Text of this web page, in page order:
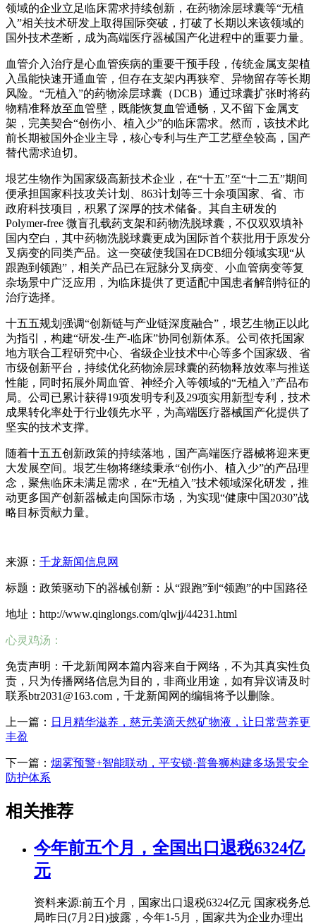
领域的企业立足临床需求持续创新，在药物涂层球囊等“无植
入”相关技术研发上取得国际突破，打破了长期以来该领域的
国外技术垄断，成为高端医疗器械国产化进程中的重要力量。
血管介入治疗是心血管疾病的重要干预手段，传统金属支架植
入虽能快速开通血管，但存在支架内再狭窄、异物留存等长期
风险。“无植入”的药物涂层球囊（DCB）通过球囊扩张时将药
物精准释放至血管壁，既能恢复血管通畅，又不留下金属支
架，完美契合“创伤小、植入少”的临床需求。然而，该技术此
前长期被国外企业主导，核心专利与生产工艺壁垒较高，国产
替代需求迫切。
垠艺生物作为国家级高新技术企业，在“十五”至“十二五”期间
便承担国家科技攻关计划、863计划等三十余项国家、省、市
政府科技项目，积累了深厚的技术储备。其自主研发的
Polymer-free 微盲孔载药支架和药物洗脱球囊，不仅双双填补
国内空白，其中药物洗脱球囊更成为国际首个获批用于原发分
叉病变的同类产品。这一突破使我国在DCB细分领域实现“从
跟跑到领跑”，相关产品已在冠脉分叉病变、小血管病变等复
杂场景中广泛应用，为临床提供了更适配中国患者解剖特征的
治疗选择。
十五五规划强调“创新链与产业链深度融合”，垠艺生物正以此
为指引，构建“研发-生产-临床”协同创新体系。公司依托国家
地方联合工程研究中心、省级企业技术中心等多个国家级、省
市级创新平台，持续优化药物涂层球囊的药物释放效率与推送
性能，同时拓展外周血管、神经介入等领域的“无植入”产品布
局。公司已累计获得19项发明专利及29项实用新型专利，技术
成果转化率处于行业领先水平，为高端医疗器械国产化提供了
坚实的技术支撑。
随着十五五创新政策的持续落地，国产高端医疗器械将迎来更
大发展空间。垠艺生物将继续秉承“创伤小、植入少”的产品理
念，聚焦临床未满足需求，在“无植入”技术领域深化研发，推
动更多国产创新器械走向国际市场，为实现“健康中国2030”战
略目标贡献力量。
来源： 千龙新闻信息网
标题：政策驱动下的器械创新：从“跟跑”到“领跑”的中国路径
地址：http://www.qinglongs.com/qlwjj/44231.html
心灵鸡汤：
免责声明：千龙新闻网本篇内容来自于网络，不为其真实性负
责，只为传播网络信息为目的，非商业用途，如有异议请及时
联系btr2031@163.com，千龙新闻网的编辑将予以删除。
上一篇： 日月精华滋养，慈元美滴天然矿物液，让日常营养更
丰盈
下一篇： 烟雾预警+智能联动，平安锁·普鲁狮构建多场景安全
防护体系
相关推荐
今年前五个月，全国出口退税6324亿
元
资料来源:前五个月，国家出口退税6324亿元 国家税务总
局昨日(7月2日)披露，今年1-5月，国家共为企业办理出